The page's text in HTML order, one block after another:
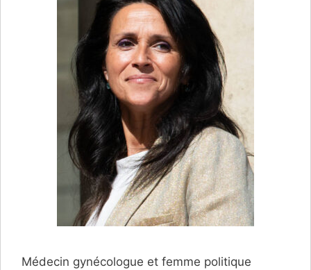
Médecin gynécologue et femme politique